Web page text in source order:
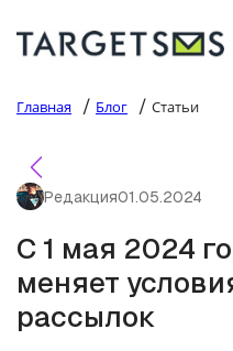
Главная / Блог / Статьи
Редакция01.05.2024
С 1 мая 2024
меняет
рассылок